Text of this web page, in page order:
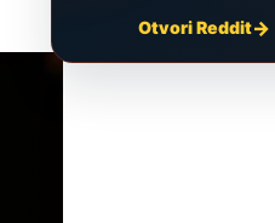
Otvori Reddit